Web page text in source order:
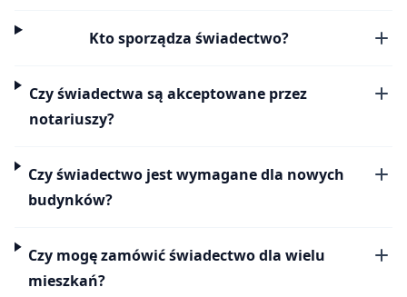
Kto sporządza świadectwo?
Czy świadectwa są akceptowane przez
notariuszy?
Czy świadectwo jest wymagane dla nowych
budynków?
Czy mogę zamówić świadectwo dla wielu
mieszkań?